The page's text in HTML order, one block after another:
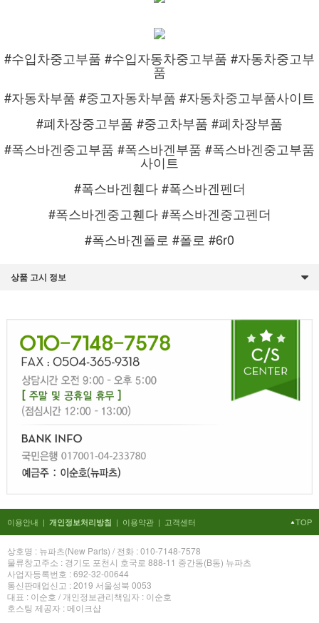
#수입차중고부품 #수입자동차중고부품 #자동차중고부
품
#자동차부품 #중고자동차부품 #자동차중고부품사이트
#폐차장중고부품 #중고차부품 #폐차장부품
#폭스바겐중고부품 #폭스바겐부품 #폭스바겐중고부품
사이트
#폭스바겐휀다 #폭스바겐펜더
#폭스바겐중고휀다 #폭스바겐중고펜더
#폭스바겐폴로 #폴로 #6r0
상품 고시 정보
이용안내 | 개인정보처리방침 | 이용약관 | 고객센터 TOP
상호명 : 뉴파츠(New Parts) / 전화 : 010-7148-7578
물류창고주소 : 경기도 포천시 호국로 888-11 중간동(B동) 뉴파츠
사업자등록번호 : 692-32-00644
통신판매업신고 : 2019 서울성북 0053
대표 : 이순호 / 개인정보관리책임자 : 이순호
호스팅 제공자 : 메이크샵